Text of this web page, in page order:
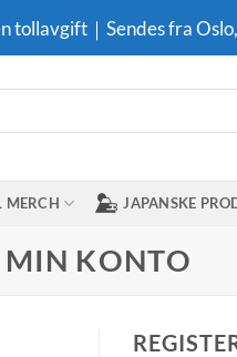
tollavgift｜Sendes fra
MERCH JAPANSKE
MIN KONTO